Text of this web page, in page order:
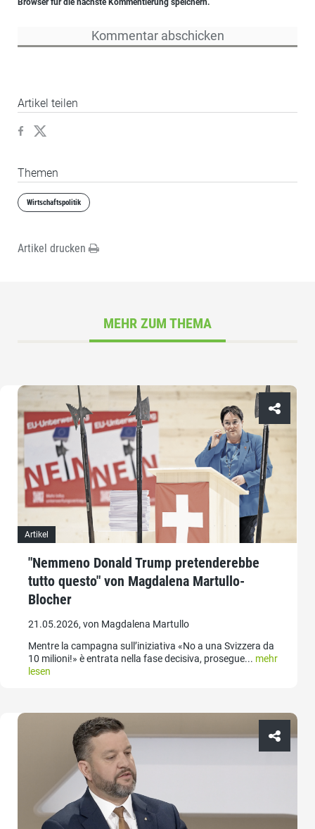
Browser für die nächste Kommentierung speichern.
Artikel teilen
Themen
Wirtschaftspolitik
Artikel drucken
MEHR ZUM THEMA
Artikel
"Nemmeno Donald Trump pretenderebbe
tutto questo" von Magdalena Martullo-
Blocher
21.05.2026, von Magdalena Martullo
Mentre la campagna sull’iniziativa «No a una Svizzera da
10 milioni!» è entrata nella fase decisiva, prosegue... mehr
lesen